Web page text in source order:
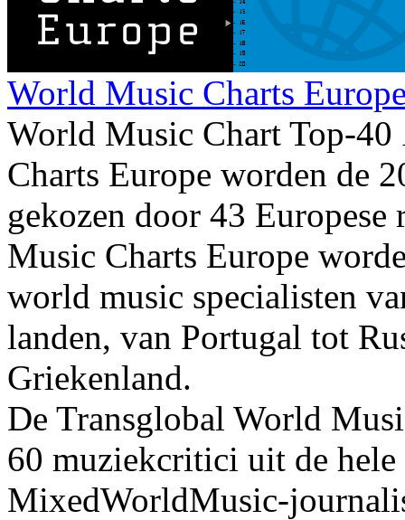
World Music Charts
World Music Chart Top-40
Charts Europe worden de
gekozen door 43
Music Charts Europe
world music specialisten
landen, van Portugal tot
Griekenland.
De Transglobal World
60 muziekcritici uit de hele
MixedWorldMusic-